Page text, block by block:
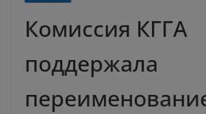
Комиссия КГГА
поддержала